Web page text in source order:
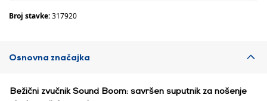
Broj stavke:317920
Osnovna značajka
Bežični zvučnik Sound Boom: savršen suputnik za nošenje